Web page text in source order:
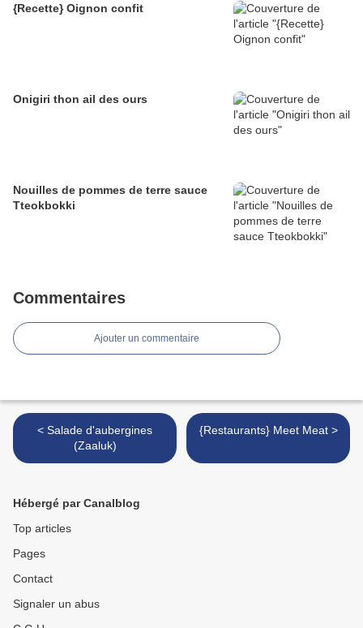
{Recette} Oignon confit
Onigiri thon ail des ours
Nouilles de pommes de terre sauce
Tteokbokki
Commentaires
Ajouter un commentaire
< Salade d'aubergines
(Zaaluk)
{Restaurants} Meet Meat >
Hébergé par Canalblog
Top articles
Pages
Contact
Signaler un abus